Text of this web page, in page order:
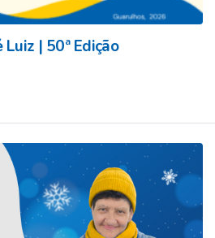
| 50ª Edição